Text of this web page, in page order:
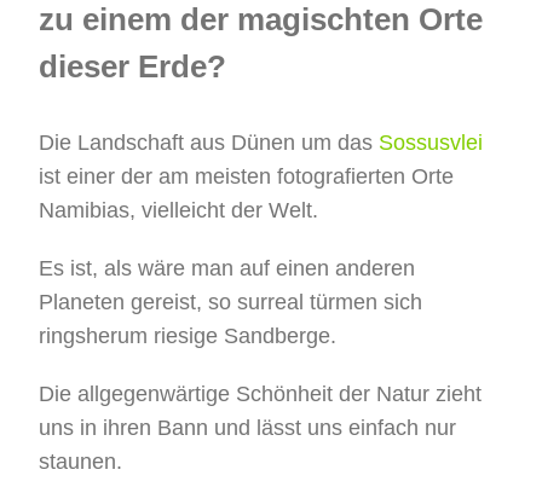
zu einem der magischten Orte
dieser Erde?
Die Landschaft aus Dünen um das Sossusvlei
ist einer der am meisten fotografierten Orte
Namibias, vielleicht der Welt.
Es ist, als wäre man auf einen anderen
Planeten gereist, so surreal türmen sich
ringsherum riesige Sandberge.
Die allgegenwärtige Schönheit der Natur zieht
uns in ihren Bann und lässt uns einfach nur
staunen.